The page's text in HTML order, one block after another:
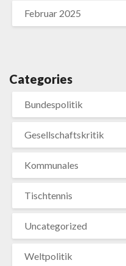
Februar 2025
Categories
Bundespolitik
Gesellschaftskritik
Kommunales
Tischtennis
Uncategorized
Weltpolitik